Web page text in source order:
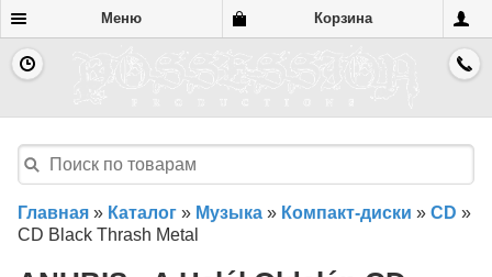
Меню Корзина
Главная » Каталог » Музыка » Компакт-диски » CD »
CD Black Thrash Metal